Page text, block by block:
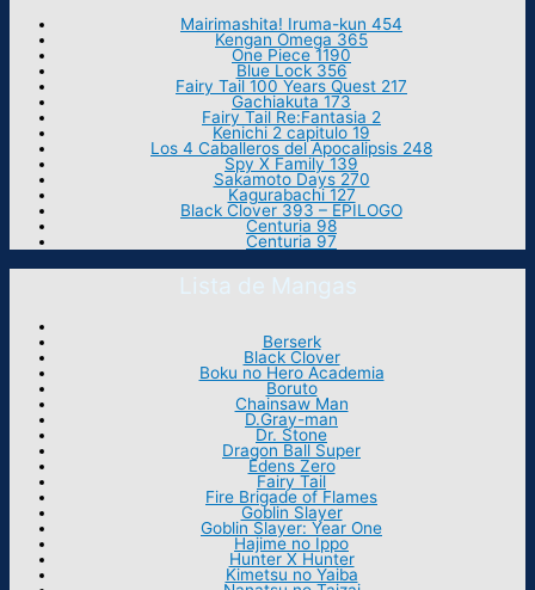
Mairimashita! Iruma-kun 454
Kengan Omega 365
One Piece 1190
Blue Lock 356
Fairy Tail 100 Years Quest 217
Gachiakuta 173
Fairy Tail Re:Fantasia 2
Kenichi 2 capitulo 19
Los 4 Caballeros del Apocalipsis 248
Spy X Family 139
Sakamoto Days 270
Kagurabachi 127
Black Clover 393 – EPILOGO
Centuria 98
Centuria 97
Lista de Mangas
Berserk
Black Clover
Boku no Hero Academia
Boruto
Chainsaw Man
D.Gray-man
Dr. Stone
Dragon Ball Super
Edens Zero
Fairy Tail
Fire Brigade of Flames
Goblin Slayer
Goblin Slayer: Year One
Hajime no Ippo
Hunter X Hunter
Kimetsu no Yaiba